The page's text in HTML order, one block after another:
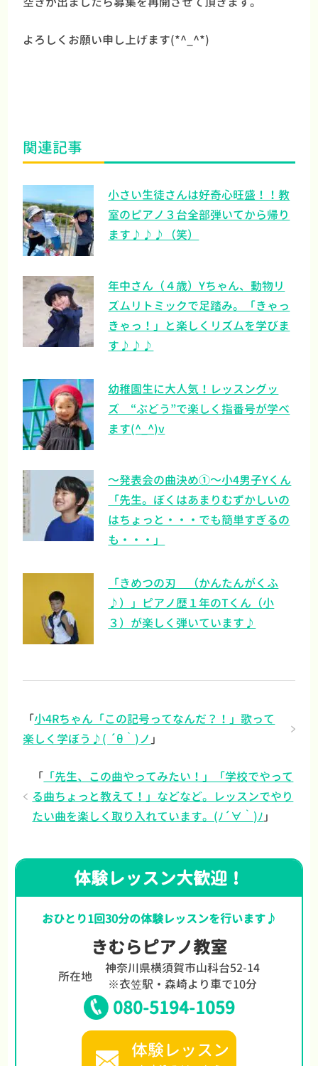
よろしくお願い申し上げます(*^_^*)
関連記事
小さい生徒さんは好奇心旺盛！！教
室のピアノ３台全部弾いてから帰り
ます♪♪♪（笑）
年中さん（４歳）Yちゃん、動物リ
ズムリトミックで足踏み。「きゃっ
きゃっ！」と楽しくリズムを学びま
す♪♪♪
幼稚園生に大人気！レッスングッ
ズ “ぶどう”で楽しく指番号が学べ
ます(^_^)v
～発表会の曲決め①～小4男子Yくん
「先生。ぼくはあまりむずかしいの
はちょっと・・・でも簡単すぎるの
も・・・」
「きめつの刃 （かんたんがくふ
♪）」ピアノ歴１年のTくん（小
３）が楽しく弾いています♪
「小4Rちゃん「この記号ってなんだ？！」歌って
楽しく学ぼう♪( ´θ｀)ノ 」
「 「先生、この曲やってみたい！」「学校でやって
る曲ちょっと教えて！」などなど。レッスンでやり
たい曲を楽しく取り入れています。(ﾉ´∀｀)ﾉ 」
体験レッスン大歓迎！
おひとり1回30分の体験レッスンを行います♪
きむらピアノ教室
所在地
神奈川県横須賀市山科台52-14
※衣笠駅・森崎より車で10分
080-5194-1059
体験レッスン